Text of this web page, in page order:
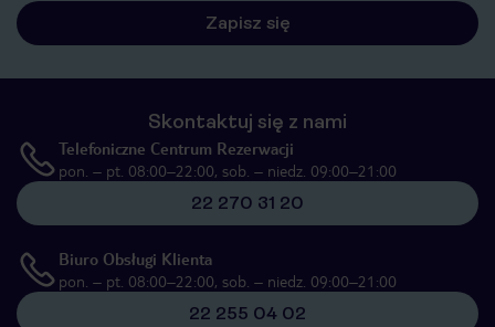
Zapisz się
Skontaktuj się z nami
Telefoniczne Centrum Rezerwacji
pon. – pt. 08:00–22:00, sob. – niedz. 09:00–21:00
22 270 31 20
Biuro Obsługi Klienta
pon. – pt. 08:00–22:00, sob. – niedz. 09:00–21:00
22 255 04 02